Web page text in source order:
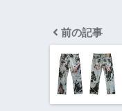
前の記事